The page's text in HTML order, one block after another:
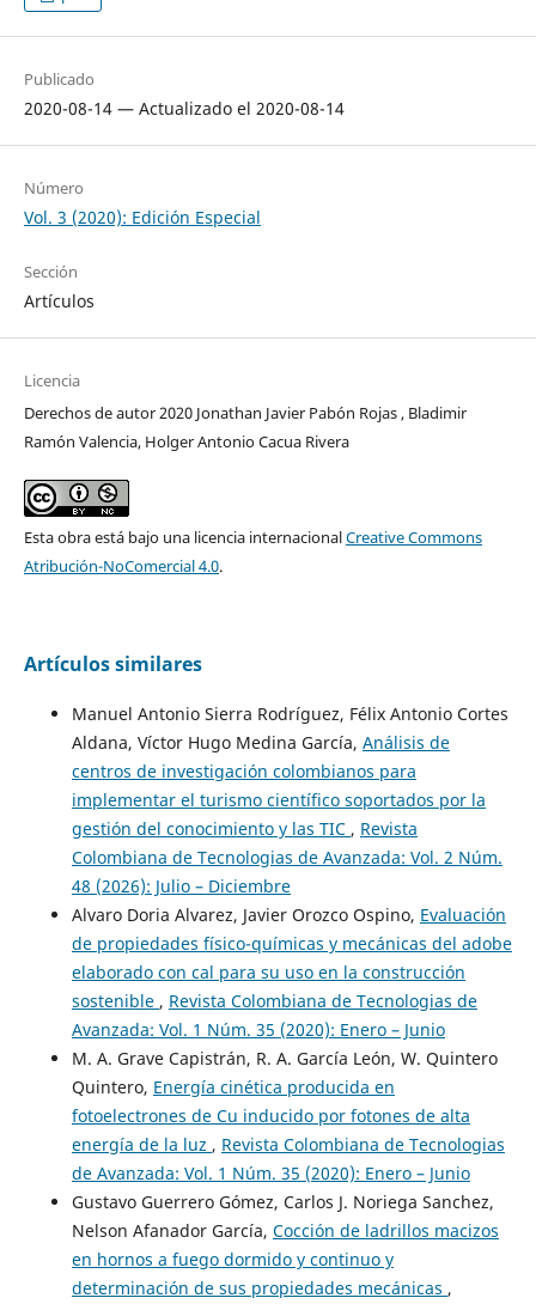
Publicado
2020-08-14 — Actualizado el 2020-08-14
Número
Vol. 3 (2020): Edición Especial
Sección
Artículos
Licencia
Derechos de autor 2020 Jonathan Javier Pabón Rojas , Bladimir
Ramón Valencia, Holger Antonio Cacua Rivera
Esta obra está bajo una licencia internacionalCreative Commons
Atribución-NoComercial 4.0.
Artículos similares
Manuel Antonio Sierra Rodríguez, Félix Antonio Cortes
Aldana, Víctor Hugo Medina García, Análisis de
centros de investigación colombianos para
implementar el turismo científico soportados por la
gestión del conocimiento y las TIC , Revista
Colombiana de Tecnologias de Avanzada: Vol. 2 Núm.
48 (2026): Julio – Diciembre
Alvaro Doria Alvarez, Javier Orozco Ospino, Evaluación
de propiedades físico-químicas y mecánicas del adobe
elaborado con cal para su uso en la construcción
sostenible , Revista Colombiana de Tecnologias de
Avanzada: Vol. 1 Núm. 35 (2020): Enero – Junio
M. A. Grave Capistrán, R. A. García León, W. Quintero
Quintero, Energía cinética producida en
fotoelectrones de Cu inducido por fotones de alta
energía de la luz , Revista Colombiana de Tecnologias
de Avanzada: Vol. 1 Núm. 35 (2020): Enero – Junio
Gustavo Guerrero Gómez, Carlos J. Noriega Sanchez,
Nelson Afanador García, Cocción de ladrillos macizos
en hornos a fuego dormido y continuo y
determinación de sus propiedades mecánicas ,